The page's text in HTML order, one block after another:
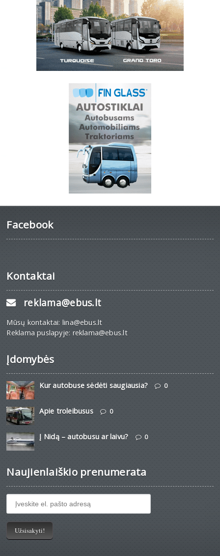
Facebook
Kontaktai
reklama@ebus.lt
Mūsų kontaktai: lina@ebus.lt
Reklama puslapyje: reklama@ebus.lt
Įdomybės
Kur autobuse sėdėti saugiausia? 0
Apie troleibusus 0
Į Nidą – autobusu ar laivu? 0
Naujienlaiškio prenumerata